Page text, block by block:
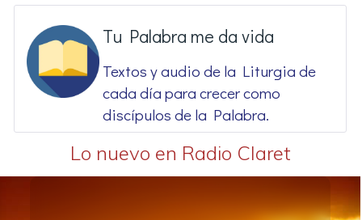
Tu Palabra me da vida
Textos y audio de la Liturgia de
cada día para crecer como
discípulos de la Palabra.
Lo nuevo en Radio Claret